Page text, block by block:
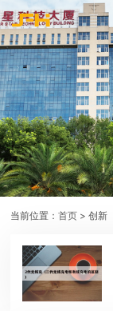
当前位置：首页 > 创新